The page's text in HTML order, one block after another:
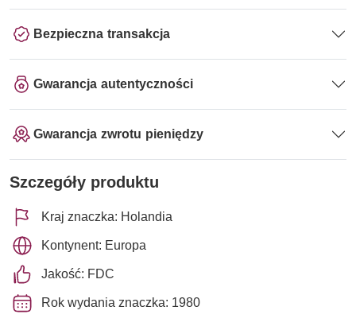
Bezpieczna transakcja
Gwarancja autentyczności
Gwarancja zwrotu pieniędzy
Szczegóły produktu
Kraj znaczka: Holandia
Kontynent: Europa
Jakość: FDC
Rok wydania znaczka: 1980